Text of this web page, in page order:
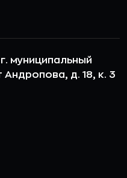
муниципальный
Андропова, д. 18, к. 3